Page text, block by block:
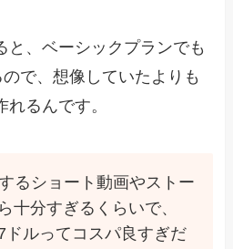
と、ベーシックプランでも
で、想像していたよりも
るんです。
るショート動画やストー
十分すぎるくらいで、
ドルってコスパ良すぎだ